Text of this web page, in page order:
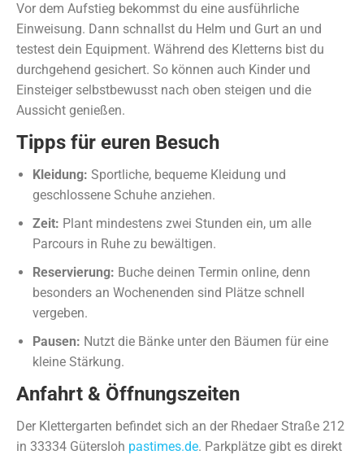
Vor dem Aufstieg bekommst du eine ausführliche
Einweisung. Dann schnallst du Helm und Gurt an und
testest dein Equipment. Während des Kletterns bist du
durchgehend gesichert. So können auch Kinder und
Einsteiger selbstbewusst nach oben steigen und die
Aussicht genießen.
Tipps für euren Besuch
Kleidung: Sportliche, bequeme Kleidung und
geschlossene Schuhe anziehen.
Zeit: Plant mindestens zwei Stunden ein, um alle
Parcours in Ruhe zu bewältigen.
Reservierung: Buche deinen Termin online, denn
besonders an Wochenenden sind Plätze schnell
vergeben.
Pausen: Nutzt die Bänke unter den Bäumen für eine
kleine Stärkung.
Anfahrt & Öffnungszeiten
Der Klettergarten befindet sich an der Rhedaer Straße 212
in 33334 Gütersloh pastimes.de. Parkplätze gibt es direkt